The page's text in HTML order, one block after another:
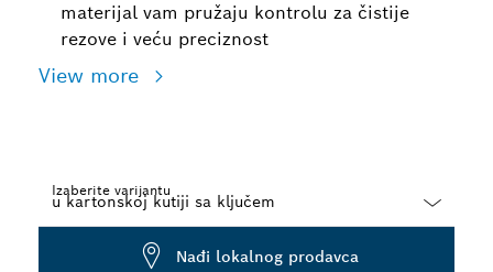
materijal vam pružaju kontrolu za čistije
rezove i veću preciznost
View more
Izaberite varijantu
Nađi lokalnog prodavca